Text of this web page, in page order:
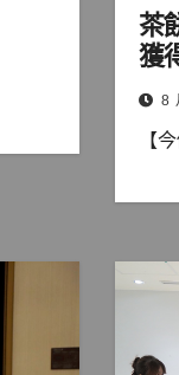
茶
獲
8
【